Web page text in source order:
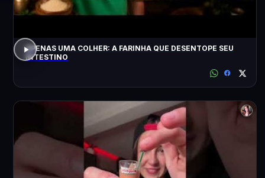
APENAS UMA COLHER: A FARINHA QUE DESENTOPE SEU
INTESTINO